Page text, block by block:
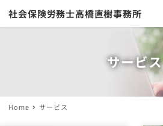
社会保険労務士高橋直樹事務所
サービス
Home サービス